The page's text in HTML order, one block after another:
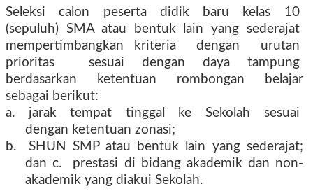
Seleksi calon peserta didik baru kelas
10
(sepuluh) SMA atau bentuk lain yang sederajat
mempertimbangkan kriteria
dengan
urutan
prioritas
sesuai dengan daya tampung
berdasarkan
ketentuan rombongan
belajar
sebagai berikut:
a.
jarak tempat tinggal ke Sekolah
sesuai
dengan ketentuan zonasi;
b.
SHUN SMP atau bentuk lain yang sederajat;
dan c.
prestasi di bidang akademik dan non-
akademik yang diakui Sekolah.